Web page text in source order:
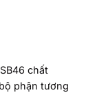
chất
phận tương